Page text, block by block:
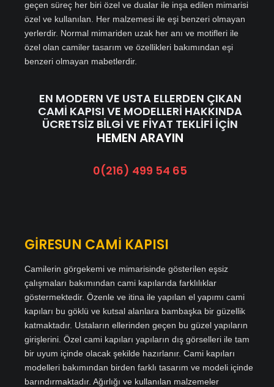
geçen süreç her biri özel ve dualar ile inşa edilen mimarisi
özel ve kullanılan. Her malzemesi ile eşi benzeri olmayan
yerlerdir. Normal mimariden uzak her anı ve motifleri ile
özel olan camiler tasarım ve özellikleri bakımından eşi
benzeri olmayan mabetlerdir.
EN MODERN VE USTA ELLERDEN ÇIKAN
CAMİ KAPISI VE MODELLERİ HAKKINDA
ÜCRETSİZ BİLGİ VE FİYAT TEKLİFİ İÇİN
HEMEN ARAYIN
0(216) 499 54 65
GİRESUN CAMİ KAPISI
Camilerin görgekemi ve mimarisinde gösterilen eşsiz
çalışmaları bakımından cami kapılarıda farklılıklar
göstermektedir. Özenle ve itina ile yapılan el yapımı cami
kapıları bu göklü ve kutsal alanlara bambaşka bir güzellik
katmaktadır. Ustaların ellerinden geçen bu güzel yapıların
girişlerini. Özel cami kapıları yapıların dış görselleri ile tam
bir uyum içinde olacak şekilde hazırlanır. Cami kapıları
modelleri bakımından birden farklı tasarım ve modeli içinde
barındırmaktadır. Ağırlığı ve kullanılan malzemeler